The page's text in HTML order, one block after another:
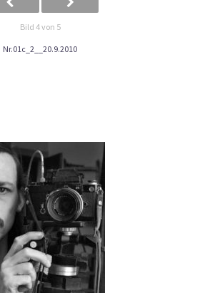
Bild 4 von 5
Nr.01c_2__20.9.2010